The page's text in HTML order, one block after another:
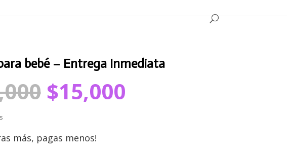
bebé – Entrega Inmediata
El
precio
$25,000.
$15,000El
precio
más, pagas menos!